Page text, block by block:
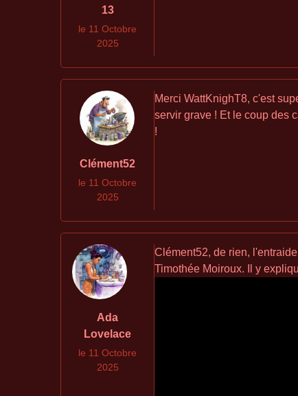
13
le 11 Octobre
2025
Clément52
le 11 Octobre
2025
Merci WattKnighT8, c'est
servir grave ! Et le coup des
!
Ada
Lovelace
le 11 Octobre
2025
Clément52, de rien,
Timothée Moiroux. Il y